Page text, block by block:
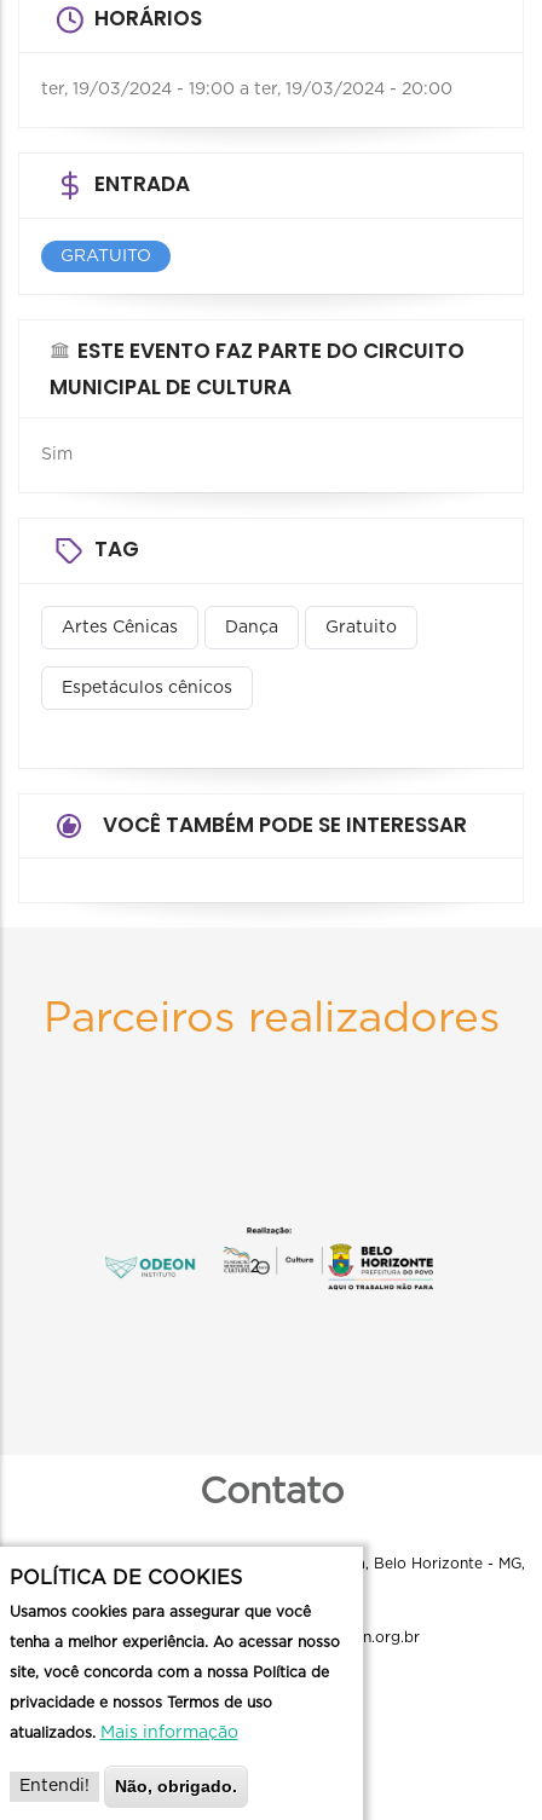
HORÁRIOS
ter, 19/03/2024 - 19:00 a ter, 19/03/2024 - 20:00
ENTRADA
GRATUITO
ESTE EVENTO FAZ PARTE DO CIRCUITO
MUNICIPAL DE CULTURA
Sim
TAG
Artes Cênicas Dança Gratuito
Espetáculos cênicos
VOCÊ TAMBÉM PODE SE INTERESSAR
Parceiros realizadores
Contato
Instituto Odeon - R. Aquiles Lobo, 79 - Floresta, Belo Horizonte - MG,
comunicacao.cmc@institutoodeon.org.br
Enviar uma mensagem
POLÍTICA DE COOKIES
Usamos cookies para assegurar que você
tenha a melhor experiência. Ao acessar nosso
site, você concorda com a nossa Política de
privacidade e nossos Termos de uso
atualizados. Mais informação
Entendi! Não, obrigado.